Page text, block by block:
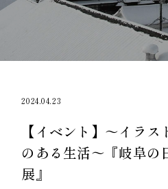
2024.04.23
【イベント】～イラ
のある生活～『岐阜
展』